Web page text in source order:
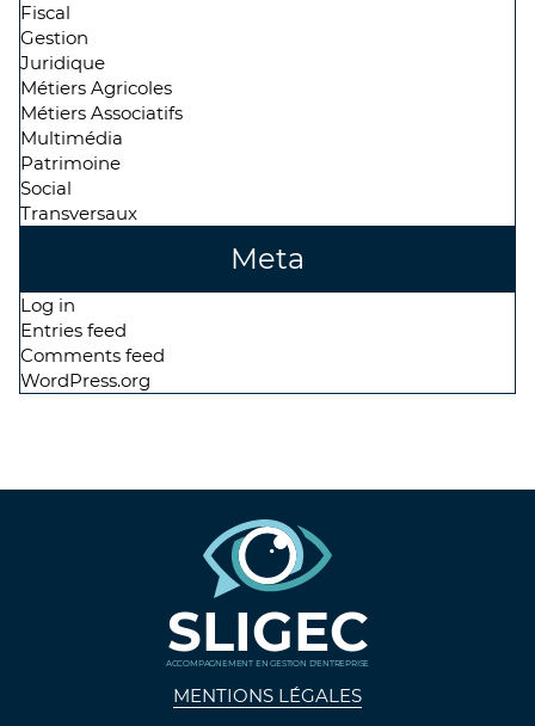
Fiscal
Gestion
Juridique
Métiers Agricoles
Métiers Associatifs
Multimédia
Patrimoine
Social
Transversaux
Meta
Log in
Entries feed
Comments feed
WordPress.org
SLIGEC
ACCOMPAGNEMENT EN GESTION D'ENTREPRISE
MENTIONS LÉGALES